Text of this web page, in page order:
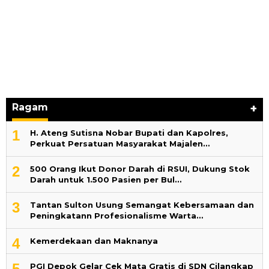
Ragam +
1
H. Ateng Sutisna Nobar Bupati dan Kapolres,
Perkuat Persatuan Masyarakat Majalen…
2
500 Orang Ikut Donor Darah di RSUI, Dukung Stok
Darah untuk 1.500 Pasien per Bul…
3
‎Tantan Sulton Usung Semangat Kebersamaan dan
Peningkatann Profesionalisme Warta…
4 Kemerdekaan dan Maknanya
PGI Depok Gelar Cek Mata Gratis di SDN Cilangkap